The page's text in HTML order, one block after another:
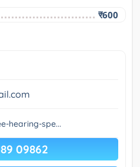
₹600
hearing-spe...
09862